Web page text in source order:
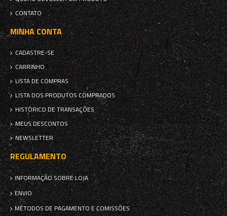
CONTATO
MINHA CONTA
CADASTRE-SE
CARRINHO
LISTA DE COMPRAS
LISTA DOS PRODUTOS COMPRADOS
HISTÓRICO DE TRANSAÇÕES
MEUS DESCONTOS
NEWSLETTER
REGULAMENTO
INFORMAÇÃO SOBRE LOJA
ENVIO
MÉTODOS DE PAGAMENTO E COMISSÕES